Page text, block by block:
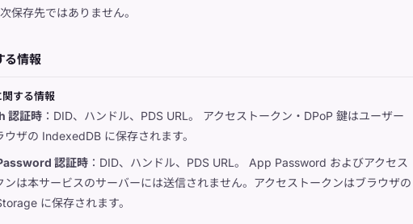
保存先ではありません。
る情報
関する情報
認証時：DID、ハンドル、PDS URL。 アクセストークン・DPoP 鍵はユーザー
ウザの IndexedDB に保存されます。
認証時：DID、ハンドル、PDS URL。 App Password およびアクセス
ンは本サービスのサーバーには送信されません。アクセストークンはブラウザの
に保存されます。